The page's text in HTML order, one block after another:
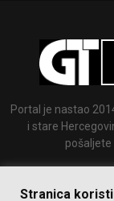
Portal je nastao
i stare
pošaljete
Stranica